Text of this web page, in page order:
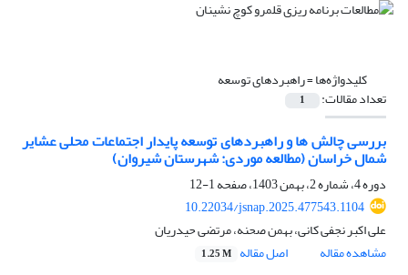
کلیدواژه‌ها =راهبردهای توسعه
تعداد مقالات: 1
بررسی چالش ها و راهبردهای توسعه پایدار اجتماعات محلی عشایر
شمال خراسان (مطالعه موردی: شهرستان شیروان)
دوره 4، شماره 2، بهمن 1403، صفحه
1-12
10.22034/jsnap.2025.477543.1104
علی اکبر نجفی کانی، بهمن صحنه، مرتضی حیدریان
مشاهده مقاله
اصل مقاله 1.25 M